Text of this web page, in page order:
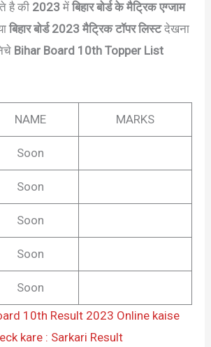
है की 2023मेंबिहार बोर्ड केमैट्रिक एग्जाम
बिहार बोर्ड 2023मैट्रिक टॉपर लिस्टदेखना
Bihar Board 10th Topper List
NAME MARKS
Soon
Soon
Soon
Soon
Soon
10th Result 2023 Online kaise
kare : Sarkari Result